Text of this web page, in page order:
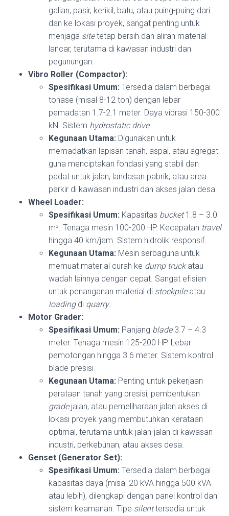
galian, pasir, kerikil, batu, atau puing-puing dari
dan ke lokasi proyek, sangat penting untuk
menjaga sitetetap bersih dan aliran material
lancar, terutama di kawasan industri dan
pegunungan.
Vibro Roller (Compactor):
Spesifikasi Umum: Tersedia dalam berbagai
tonase (misal 8-12 ton) dengan lebar
pemadatan 1.7-2.1 meter. Daya vibrasi 150-300
kN. Sistem hydrostatic drive.
Kegunaan Utama: Digunakan untuk
memadatkan lapisan tanah, aspal, atau agregat
guna menciptakan fondasi yang stabil dan
padat untuk jalan, landasan pabrik, atau area
parkir di kawasan industri dan akses jalan desa.
Wheel Loader:
Spesifikasi Umum: Kapasitas bucket1.8 – 3.0
m³. Tenaga mesin 100-200 HP. Kecepatan travel
hingga 40 km/jam. Sistem hidrolik responsif.
Kegunaan Utama: Mesin serbaguna untuk
memuat material curah ke dump truckatau
wadah lainnya dengan cepat. Sangat efisien
untuk penanganan material di stockpileatau
loadingdi quarry.
Motor Grader:
Spesifikasi Umum: Panjang blade3.7 – 4.3
meter. Tenaga mesin 125-200 HP. Lebar
pemotongan hingga 3.6 meter. Sistem kontrol
blade presisi.
Kegunaan Utama: Penting untuk pekerjaan
perataan tanah yang presisi, pembentukan
gradejalan, atau pemeliharaan jalan akses di
lokasi proyek yang membutuhkan kerataan
optimal, terutama untuk jalan-jalan di kawasan
industri, perkebunan, atau akses desa.
Genset (Generator Set):
Spesifikasi Umum: Tersedia dalam berbagai
kapasitas daya (misal 20 kVA hingga 500 kVA
atau lebih), dilengkapi dengan panel kontrol dan
sistem keamanan. Tipe silenttersedia untuk